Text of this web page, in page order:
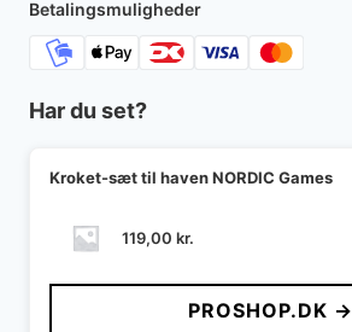
Betalingsmuligheder
Har du set?
Kroket-sæt til haven NORDIC Games
119,00 kr.
PROSHOP.DK →